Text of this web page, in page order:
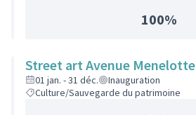
100%
Street art Avenue Menelotte
01 jan. - 31 déc.
Inauguration
Culture/Sauvegarde du patrimoine